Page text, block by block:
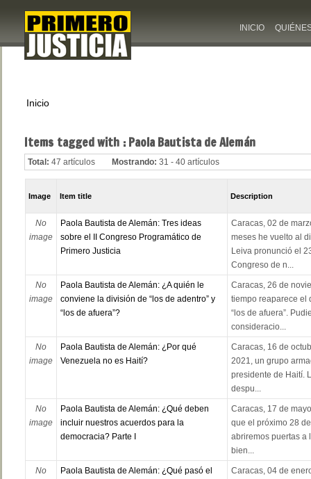
INICIO
Inicio
Items tagged with : Paola Bautista de Alemán
Total: 47 artículos Mostrando: 31 - 40 artículos
Image Item title Description
No
image
Paola Bautista de Alemán: Tres ideas
sobre el II Congreso Programático de
Primero Justicia
Caracas, 02 de
meses he vuelto al
Leiva pronunció el
Congreso de n...
No
image
Paola Bautista de Alemán: ¿A quién le
conviene la división de “los de adentro” y
“los de afuera”?
Caracas, 26 de
tiempo reaparece el
“los de afuera”.
consideracio...
No
image
Paola Bautista de Alemán: ¿Por qué
Venezuela no es Haití?
Caracas, 16 de
2021, un grupo
presidente de Haití.
despu...
No
image
Paola Bautista de Alemán: ¿Qué deben
incluir nuestros acuerdos para la
democracia? Parte I
Caracas, 17 de
que el próximo 28
abriremos puertas a
bien...
No
Paola Bautista de Alemán: ¿Qué pasó el
Caracas, 04 de